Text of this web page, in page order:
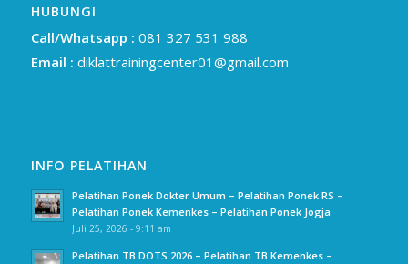
HUBUNGI
Call/Whatsapp : 081 327 531 988
Email : diklattrainingcenter01@gmail.com
INFO PELATIHAN
Pelatihan Ponek Dokter Umum – Pelatihan Ponek RS –
Pelatihan Ponek Kemenkes – Pelatihan Ponek Jogja
Juli 25, 2026 - 9:11 am
Pelatihan TB DOTS 2026 – Pelatihan TB Kemenkes –